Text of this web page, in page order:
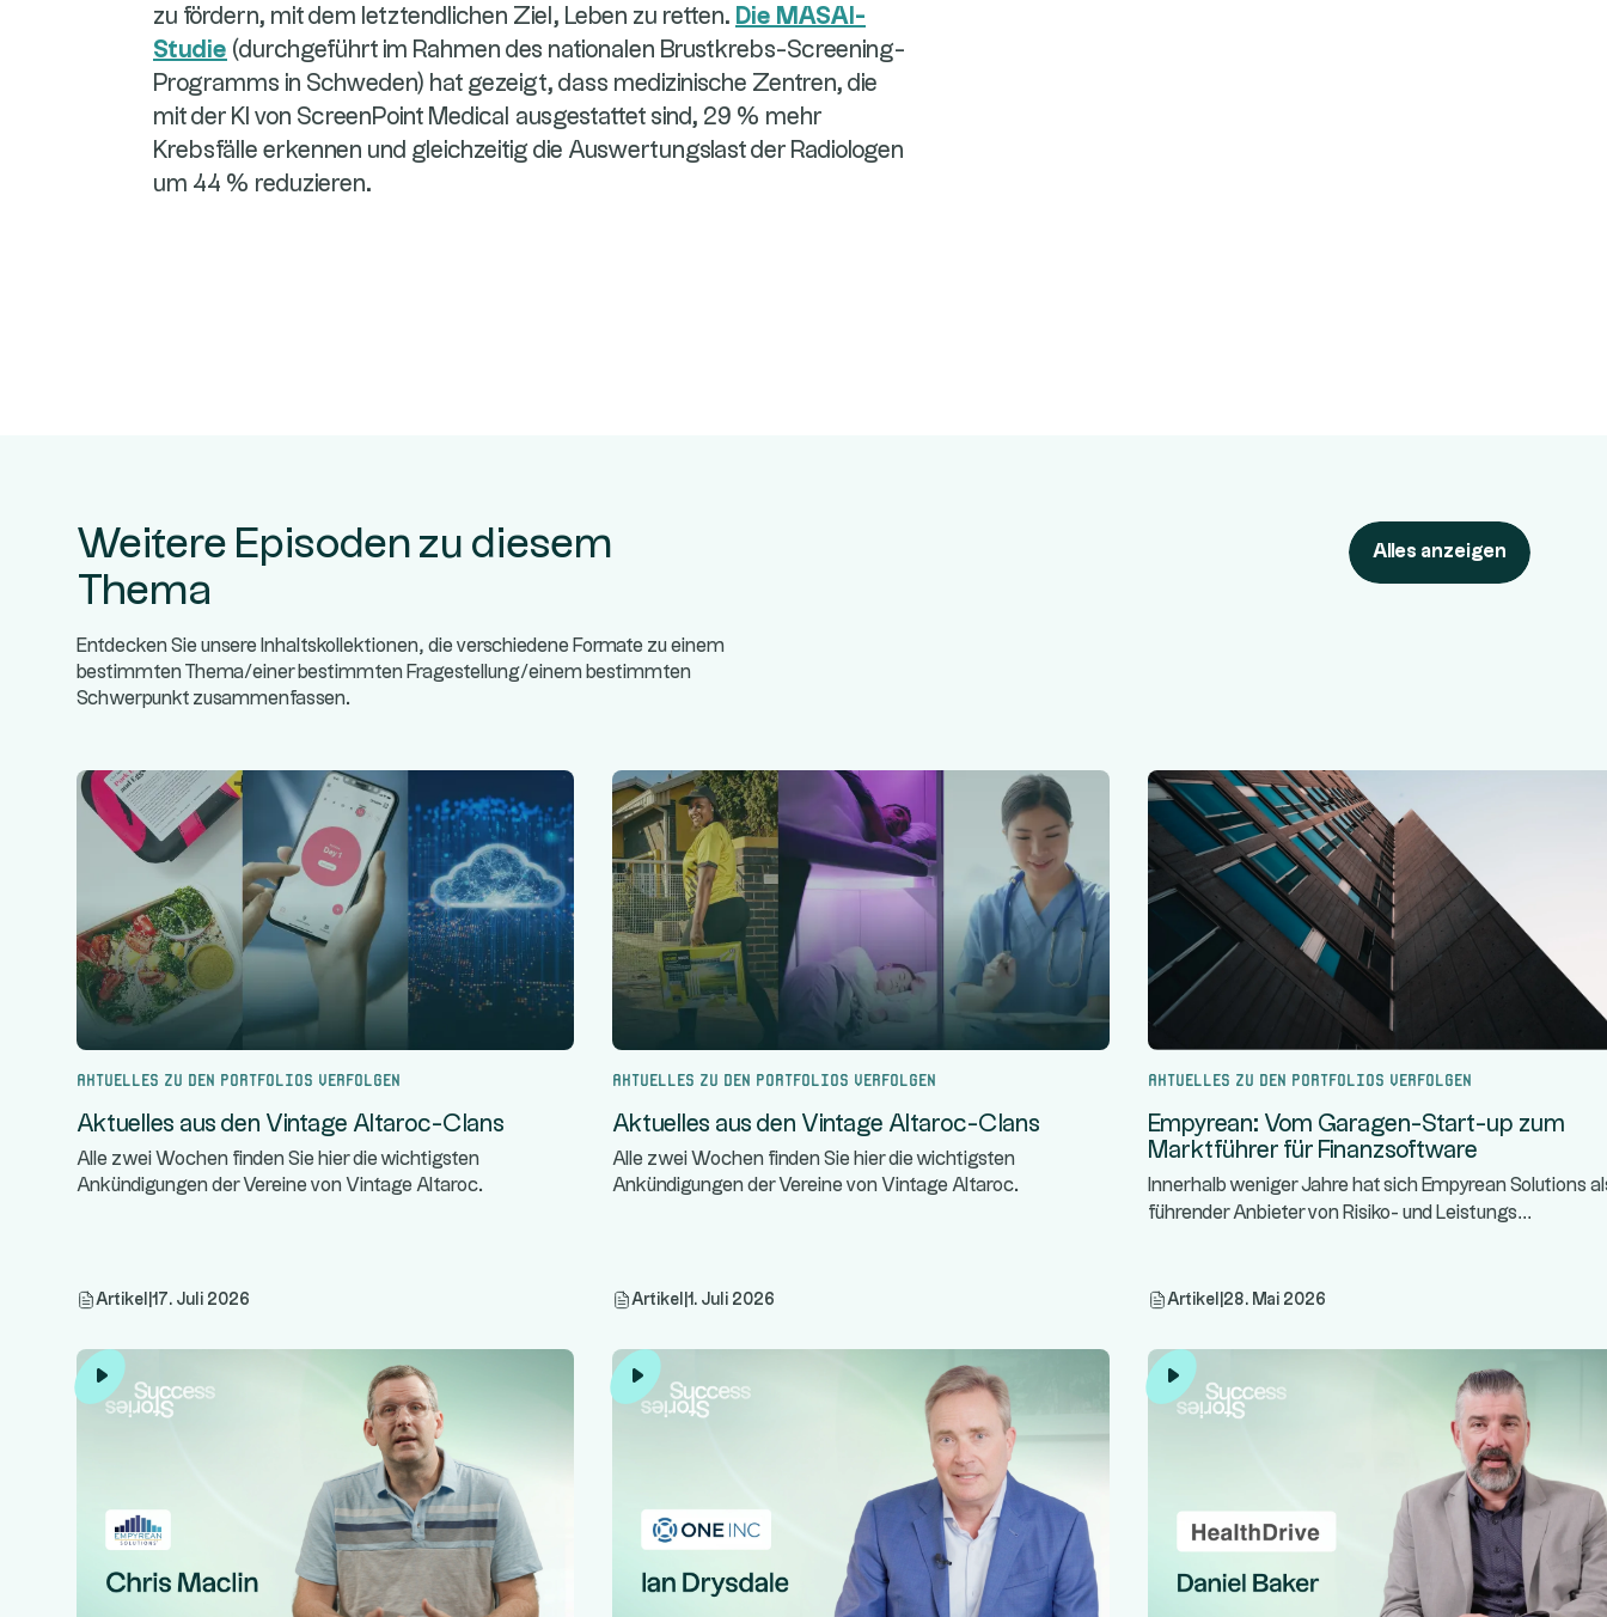
zu fördern, mit dem letztendlichen Ziel, Leben zu retten. Die MASAI-
Studie (durchgeführt im Rahmen des nationalen Brustkrebs-Screening-
Programms in Schweden) hat gezeigt, dass medizinische Zentren, die
mit der KI von ScreenPoint Medical ausgestattet sind, 29 % mehr
Krebsfälle erkennen und gleichzeitig die Auswertungslast der Radiologen
um 44 % reduzieren.
Weitere Episoden zu diesem
Thema
Entdecken Sie unsere Inhaltskollektionen, die verschiedene Formate zu einem
bestimmten Thema/einer bestimmten Fragestellung/einem bestimmten
Schwerpunkt zusammenfassen.
Alles anzeigen
Aktuelles zu den Portfolios verfolgen
Aktuelles aus den Vintage Altaroc-Clans
Alle zwei Wochen finden Sie hier die wichtigsten
Ankündigungen der Vereine von Vintage Altaroc.
Artikel 17. Juli 2026
Aktuelles zu den Portfolios verfolgen
Aktuelles aus den Vintage Altaroc-Clans
Alle zwei Wochen finden Sie hier die wichtigsten
Ankündigungen der Vereine von Vintage Altaroc.
Artikel 1. Juli 2026
Aktuelles zu den Portfolios verfolgen
Empyrean: Vom Garagen-Start-up zum
Marktführer für Finanzsoftware
Innerhalb weniger Jahre hat sich Empyrean Solutions
führender Anbieter von Risiko- und Leistungs...
Artikel 28. Mai 2026